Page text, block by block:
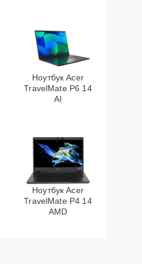
Ноутбук Acer
TravelMate P6 14
AI
Ноутбук Acer
TravelMate P4 14
AMD